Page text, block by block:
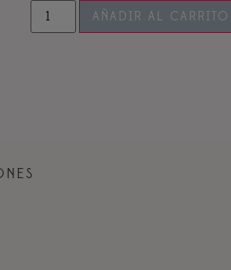
AÑADIR AL CARRITO